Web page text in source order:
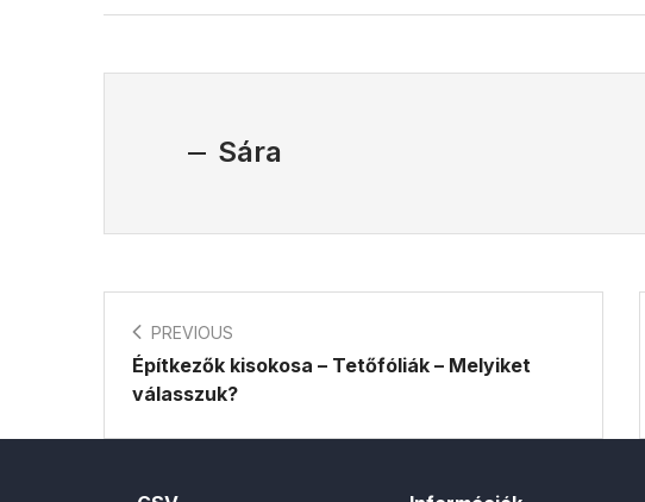
Sára
PREVIOUS
Építkezők kisokosa – Tetőfóliák – Melyiket
válasszuk?